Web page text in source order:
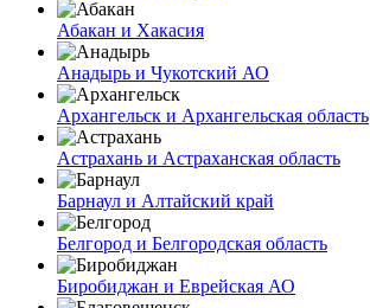
Абакан и Хакасия
Анадырь и Чукотский АО
Архангельск и Архангельская область
Астрахань и Астраханская область
Барнаул и Алтайский край
Белгород и Белгородская область
Биробиджан и Еврейская АО